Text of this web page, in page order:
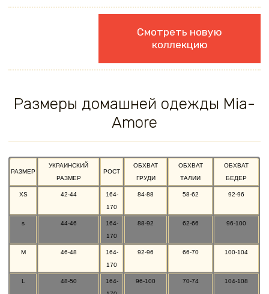
Смотреть новую
коллекцию
Размеры домашней одежды Mia-
Amore
РАЗМЕР
УКРАИНСКИЙ
РАЗМЕР
РОСТ
ОБХВАТ
ГРУДИ
ОБХВАТ
ТАЛИИ
ОБХВАТ
БЕДЕР
XS 42-44
164-
170
84-88 58-62 92-96
s 44-46
164-
170
88-92 62-66 96-100
M 46-48
164-
170
92-96 66-70 100-104
L 48-50
164-
96-100 70-74 104-108